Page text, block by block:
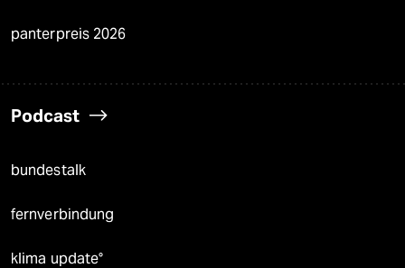
panterpreis 2026
Podcast
bundestalk
fernverbindung
klima update°